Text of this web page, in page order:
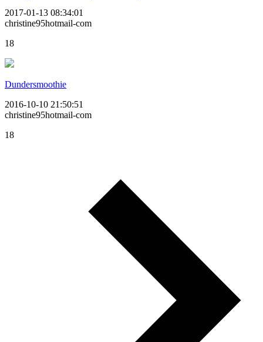
2017-01-13 08:34:01
christine95hotmail-com
18
Dundersmoothie
2016-10-10 21:50:51
christine95hotmail-com
18